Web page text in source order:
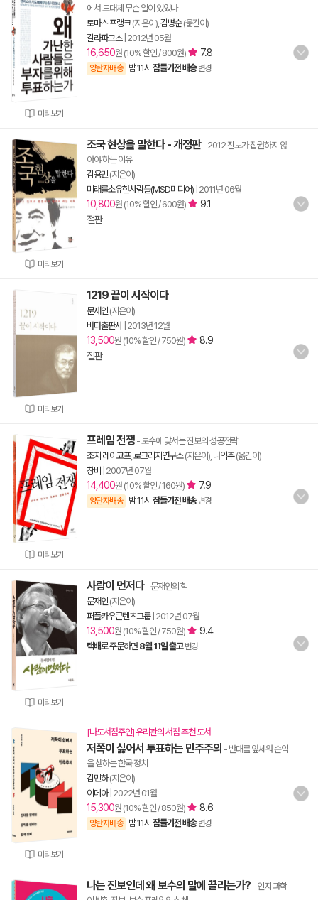
미리보기
에서 도대체 무슨 일이 있었나
토마스 프랭크(지은이), 김병순(옮긴이)
갈라파고스| 2012년 05월
16,650원 (10% 할인 / 800원) 7.8
양탄자배송 밤 11시 잠들기전 배송 변경
미리보기
조국 현상을 말한다 - 개정판- 2012 진보가 집권하지 않
아야 하는 이유
김용민(지은이)
미래를소유한사람들(MSD미디어) 2011년 06월
10,800원 (10% 할인 / 600원)
9.1
절판
미리보기
1219 끝이 시작이다
문재인 (지은이)
바다출판사| 2013년 12월
13,500원 (10% 할인 / 750원)
8.9
절판
미리보기
프레임 전쟁 - 보수에 맞서는 진보의 성공전략
조지 레이코프, 로크리지연구소(지은이), 나익주(옮긴이)
창비
2007년 07월
14,400원 (10% 할인 / 160원) 7.9
양탄자배송 밤 11시 잠들기전 배송 변경
미리보기
사람이 먼저다- 문재인의 힘
문재인 (지은이)
퍼플카우콘텐츠그룹| 2012년 07월
13,500원 (10% 할인 / 750원) 9.4
택배로 주문하면 8월 11일 출고 변경
미리보기
[나도서점주인] 유리관의 서점 추천 도서
저쪽이 싫어서 투표하는 민주주의 - 반대를 앞세워 손익
을 셈하는 한국 정치
김민하(지은이)
이데아| 2022년 01월
15,300원 (10% 할인 / 850원) 8.6
양탄자배송 밤 11시 잠들기전 배송 변경
나는 진보인데 왜 보수의 말에 끌리는가? - 인지 과학